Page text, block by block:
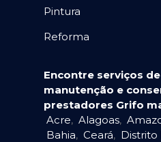
Pintura
Reforma
Encontre serviços
manutenção e
prestadores Grifo
Acre, Alagoas,
Bahia, Ceará, Distrito